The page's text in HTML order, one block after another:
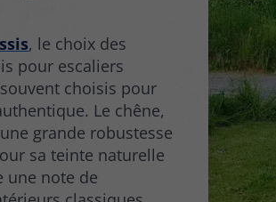
, le choix des
pour escaliers
choisis pour
Le chêne,
grande robustesse
sa teinte naturelle
une note de